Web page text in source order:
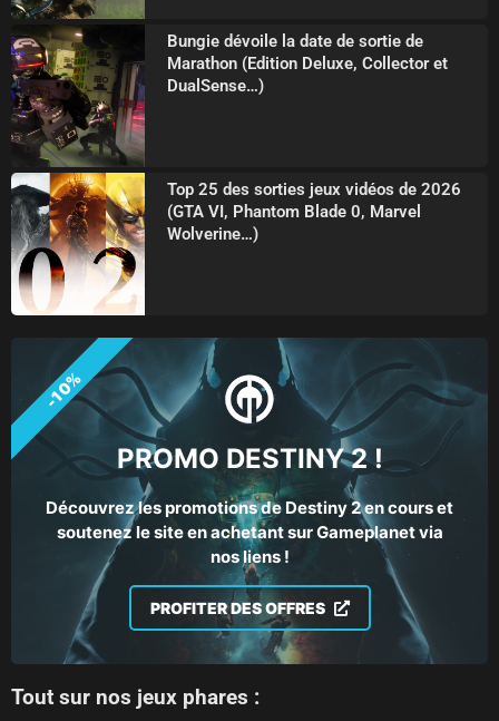
Bungie dévoile la date de sortie de
Marathon (Edition Deluxe, Collector et
DualSense…)
Top 25 des sorties jeux vidéos de 2026
(GTA VI, Phantom Blade 0, Marvel
Wolverine…)
PROMO DESTINY 2 !
Découvrez les promotions de Destiny 2 en cours et
soutenez le site en achetant sur Gameplanet via
nos liens !
PROFITER DES OFFRES
-10%
Tout sur nos jeux phares :